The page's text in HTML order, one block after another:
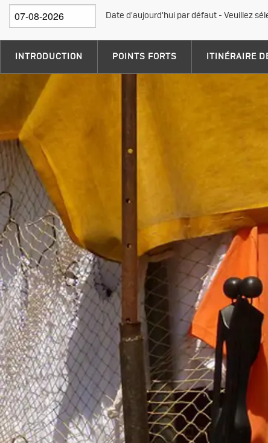
Date d'aujourd'hui par défaut - Veuillez
INTRODUCTION POINTS FORTS ITINÉRAIRE